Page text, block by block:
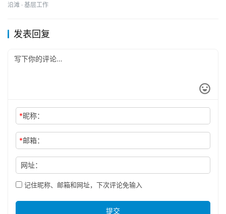
沿滩 · 基层工作
发表回复
*昵称：
*邮箱：
网址：
记住昵称、邮箱和网址，下次评论免输入
提交